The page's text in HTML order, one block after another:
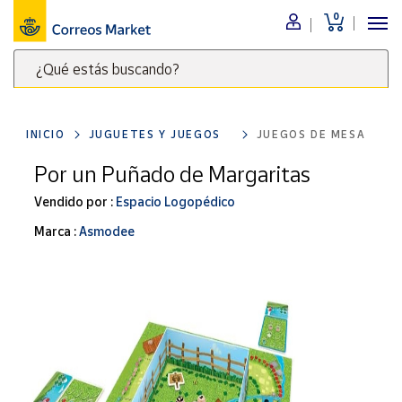
0
¿Qué estás buscando?
clave
para
buscar
productos
Menú
Nuestro
catálogo
Alimentación
Bebidas
Ocio y cultura
Juguetes y
Tienda de
Correos
INICIO JUGUETES Y JUEGOS JUEGOS DE MESA
Por un Puñado de Margaritas
Vendido por : Espacio Logopédico
Marca :Asmodee